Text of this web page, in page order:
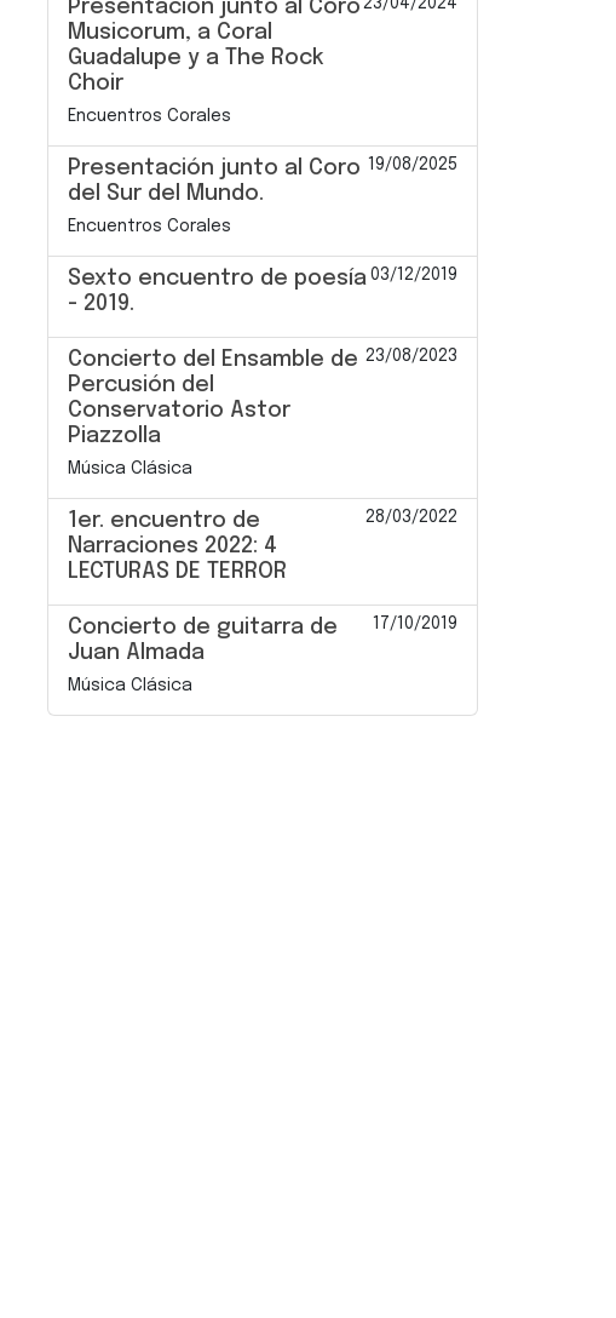
Presentación junto al Coro
Musicorum, a Coral
Guadalupe y a The Rock
Choir
23/04/2024
Encuentros Corales
Presentación junto al Coro
del Sur del Mundo.
19/08/2025
Encuentros Corales
Sexto encuentro de poesía
- 2019.
03/12/2019
Concierto del Ensamble de
Percusión del
Conservatorio Astor
Piazzolla
23/08/2023
Música Clásica
1er. encuentro de
Narraciones 2022: 4
LECTURAS DE TERROR
28/03/2022
Concierto de guitarra de
Juan Almada
17/10/2019
Música Clásica